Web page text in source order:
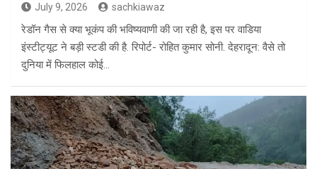
July 9, 2026 sachkiawaz
रेडॉन गैस से क्या भूकंप की भविष्यवाणी की जा रही है, इस पर वाडिया
इंस्टीट्यूट ने बड़ी स्टडी की है. रिपोर्ट- रोहित कुमार सोनी. देहरादून: वैसे तो
दुनिया में फिलहाल कोई…